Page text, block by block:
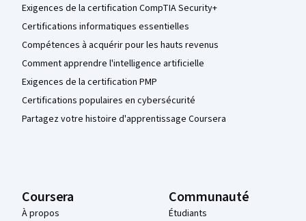
Exigences de la certification CompTIA Security+
Certifications informatiques essentielles
Compétences à acquérir pour les hauts revenus
Comment apprendre l'intelligence artificielle
Exigences de la certification PMP
Certifications populaires en cybersécurité
Partagez votre histoire d'apprentissage Coursera
Coursera
À propos
Communauté
Étudiants